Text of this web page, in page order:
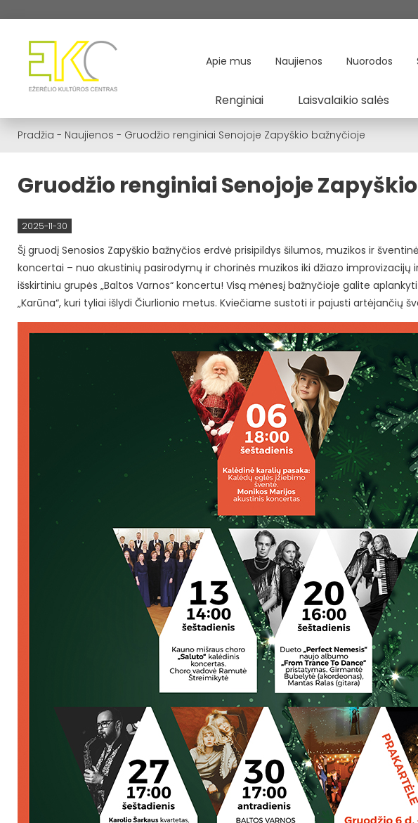
Apie mus Naujienos Nuorodos
Renginiai Laisvalaikio salės
Pradžia - Naujienos - Gruodžio renginiai Senojoje Zapyškio bažnyčioje
Gruodžio renginiai Senojoje
2025-11-30
Šį gruodį Senosios Zapyškio bažnyčios erdvė prisipildys šilumos, muzikos ir
koncertai – nuo akustinių pasirodymų ir chorinės muzikos iki džiazo
išskirtiniu grupės „Baltos Varnos“ koncertu! Visą mėnesį bažnyčioje galite
„Karūna“, kuri tyliai išlydi Čiurlionio metus. Kviečiame sustoti ir pajusti artėjančių